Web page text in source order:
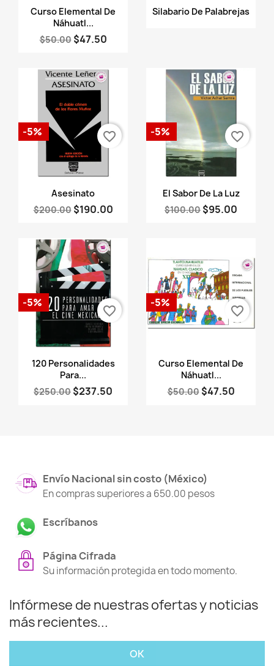
Vista rápida
Curso Elemental De
Náhuatl...
$50.00 $47.50
Vista rápida
Silabario De Palabrejas
Vista rápida
Asesinato
$200.00 $190.00
-5% favorite_border
Vista rápida
El Sabor De La Luz
$100.00 $95.00
-5% favorite_border
Vista rápida
120 Personalidades
Para...
$250.00 $237.50
-5%
favorite_border
Vista rápida
Curso Elemental De
Náhuatl...
$50.00 $47.50
-5%
favorite_border
Envío Nacional sin costo (México)
En compras superiores a 650.00 pesos
Escríbanos
Página Cifrada
Su información protegida en todo momento.
Infórmese de nuestras ofertas y noticias
más recientes...